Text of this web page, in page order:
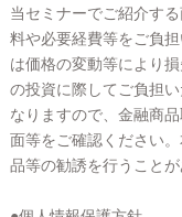
当セミナーでご紹介す
料や必要経費等をご負
は価格の変動等により
の投資に際してご負担
なりますので、金融商
面等をご確認ください
品等の勧誘を行うことが